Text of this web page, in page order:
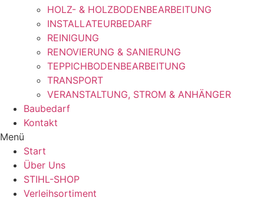
HOLZ- & HOLZBODENBEARBEITUNG
INSTALLATEURBEDARF
REINIGUNG
RENOVIERUNG & SANIERUNG
TEPPICHBODENBEARBEITUNG
TRANSPORT
VERANSTALTUNG, STROM & ANHÄNGER
Baubedarf
Kontakt
Menü
Start
Über Uns
STIHL-SHOP
Verleihsortiment